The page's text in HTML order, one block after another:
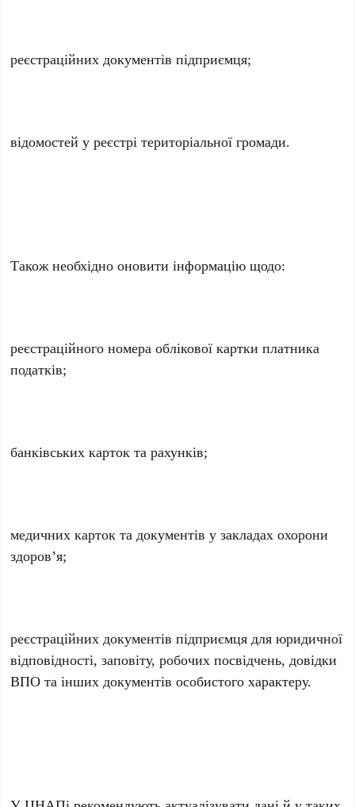
реєстраційних документів підприємця;
відомостей у реєстрі територіальної громади.
Також необхідно оновити інформацію щодо:
реєстраційного номера облікової картки платника
податків;
банківських карток та рахунків;
медичних карток та документів у закладах охорони
здоров’я;
реєстраційних документів підприємця для юридичної
відповідності, заповіту, робочих посвідчень, довідки
ВПО та інших документів особистого характеру.